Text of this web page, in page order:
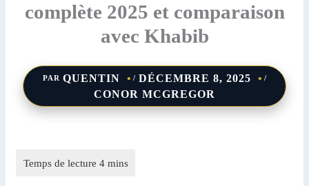
complète 2025 et comparaison
avec Khabib
PAR QUENTIN / DÉCEMBRE 8, 2025 /
CONOR MCGREGOR